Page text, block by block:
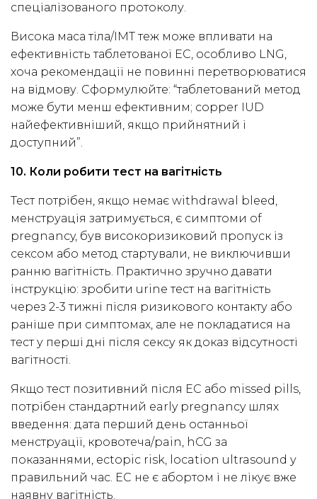
спеціалізованого протоколу.
Висока маса тіла/ІМТ теж може впливати на
ефективність таблетованої EC, особливо LNG,
хоча рекомендації не повинні перетворюватися
на відмову. Сформулюйте: “таблетований метод
може бути менш ефективним; copper IUD
найефективніший, якщо прийнятний і
доступний”.
10. Коли робити тест на вагітність
Тест потрібен, якщо немає withdrawal bleed,
менструація затримується, є симптоми of
pregnancy, був високоризиковий пропуск із
сексом або метод стартували, не виключивши
ранню вагітність. Практично зручно давати
інструкцію: зробити urine тест на вагітність
через 2-3 тижні після ризикового контакту або
раніше при симптомах, але не покладатися на
тест у перші дні після сексу як доказ відсутності
вагітності.
Якщо тест позитивний після EC або missed pills,
потрібен стандартний early pregnancy шлях
введення: дата перший день останньої
менструації, кровотеча/pain, hCG за
показаннями, ectopic risk, location ultrasound у
правильний час. EC не є абортом і не лікує вже
наявну вагітність.